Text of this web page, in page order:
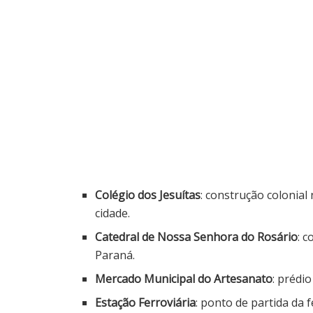
Colégio dos Jesuítas: construção colonial
cidade.
Catedral de Nossa Senhora do Rosário:
Paraná.
Mercado Municipal do Artesanato:
Estação Ferroviária: ponto de partida da